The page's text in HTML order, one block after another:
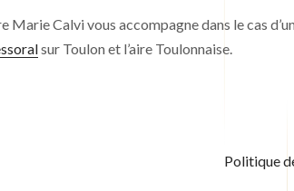
Marie Calvi vous accompagne dans le cas
sur Toulon et l’aire Toulonnaise.
Politique